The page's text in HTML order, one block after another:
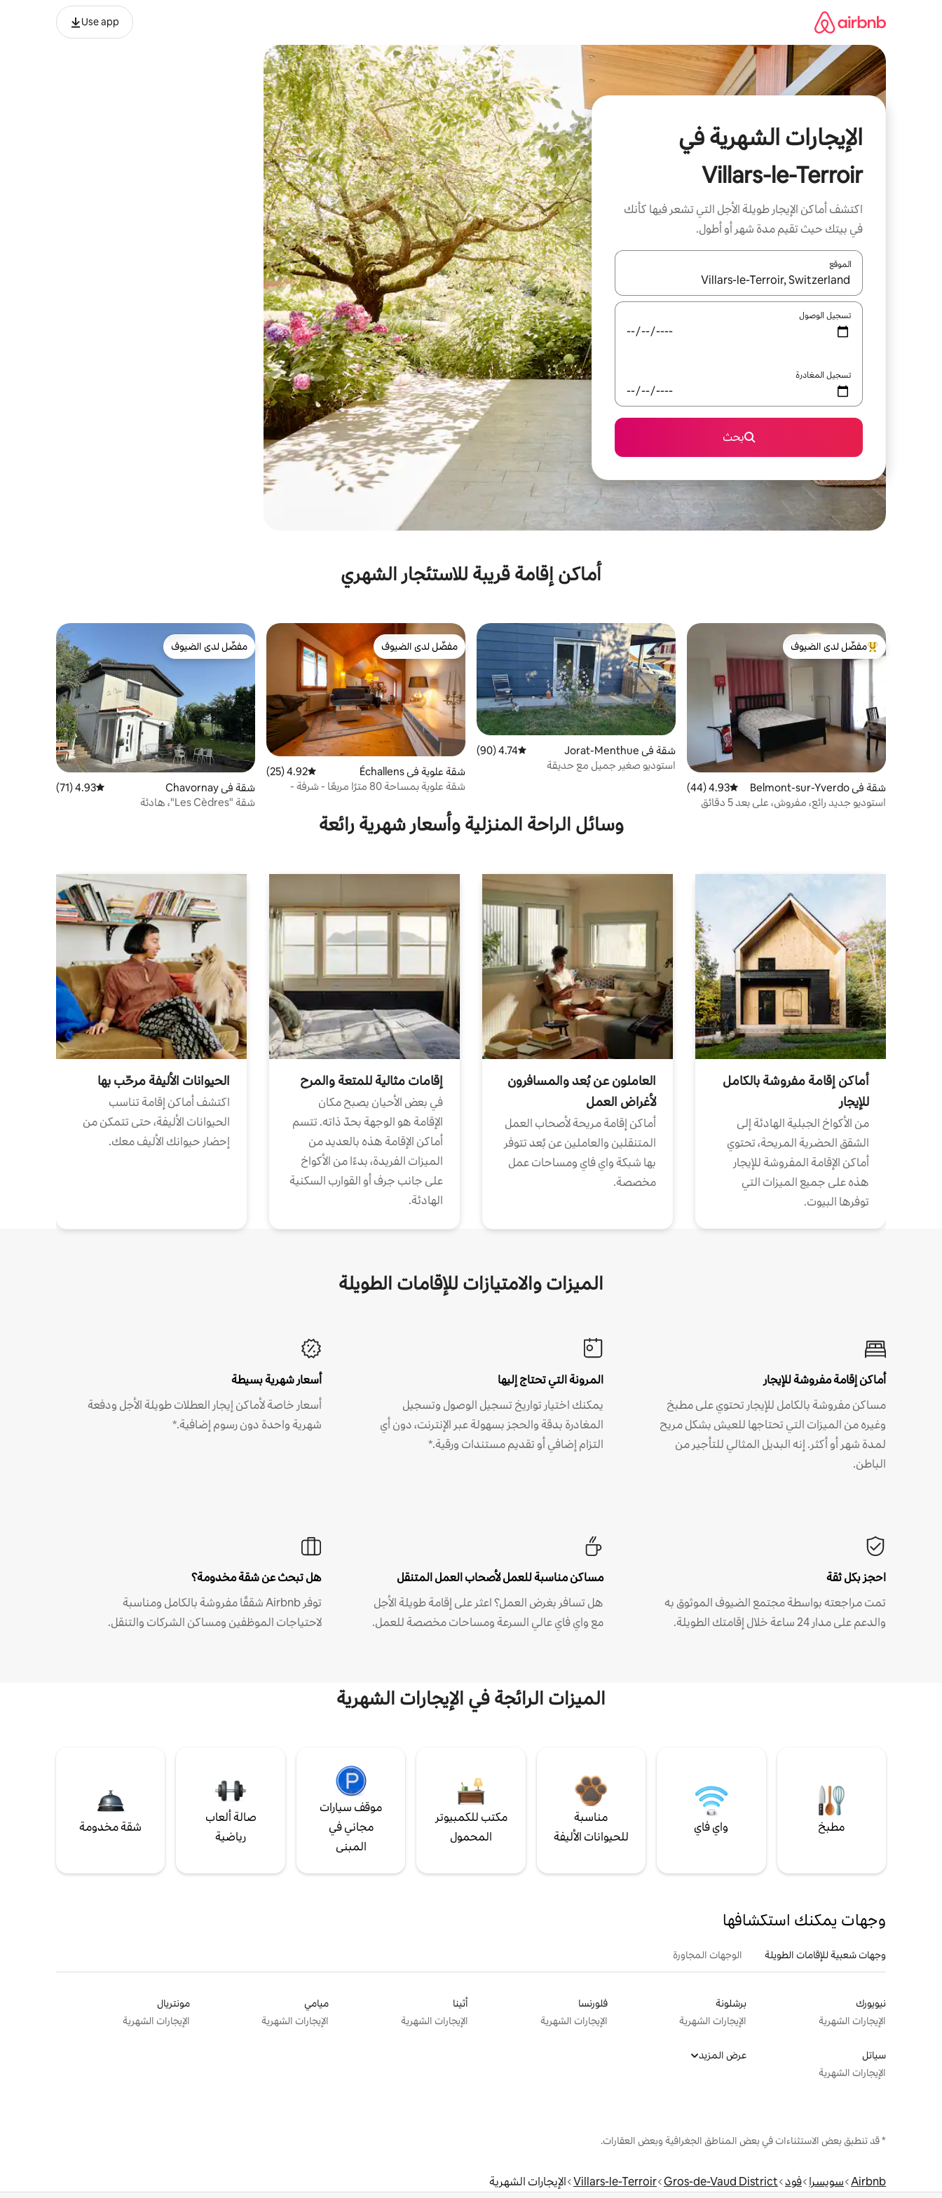
Use app
الإيجارات الشهرية في
Villars-le-Terroir
اكتشف أماكن الإيجار طويلة الأجل التي تشعر فيها كأنك
في بيتك حيث تقيم مدة شهر أو أطول.
الموقع
عند توفر النتائج، انتقل باستخدام السهمين لأعلى ولأسفل أو استكشف عن طريق اللمس أو السحب.
تسجيل الوصول
تسجيل المغادرة
بحث
أماكن إقامة قريبة للاستئجار الشهري
من أبرز البيوت المفضّلة لدى الضيوف
مفضّل لدى الضيوف
شقة في Belmont-sur-Yverdo
n
متوسط التقييم 4.93 من 5، 44 مراجعات
4.93 (44)
استوديو جديد رائع، مفروش، على بعد 5 دقائق
شقة في Jorat-Menthue متوسط التقييم 4.74 من 5، 90 مراجعات
4.74 (90)
استوديو صغير جميل مع حديقة
مفضّل لدى الضيوف
مفضّل لدى الضيوف
شقة علوية في Échallens متوسط التقييم 4.92 من 5، 25 مراجعات
4.92 (25)
شقة علوية بمساحة 80 مترًا مربعًا - شرفة -
مفضّل لدى الضيوف
مفضّل لدى الضيوف
شقة في Chavornay متوسط التقييم 4.93 من 5، 71 مراجعات
4.93 (71)
شقة "Les Cèdres"، هادئة
وسائل الراحة المنزلية وأسعار شهرية رائعة
أماكن إقامة مفروشة بالكامل
للإيجار
من الأكواخ الجبلية الهادئة إلى
الشقق الحضرية المريحة، تحتوي
أماكن الإقامة المفروشة للإيجار
هذه على جميع الميزات التي
توفرها البيوت.
العاملون عن بُعد والمسافرون
لأغراض العمل
أماكن إقامة مريحة لأصحاب العمل
المتنقلين والعاملين عن بُعد تتوفر
بها شبكة واي فاي ومساحات عمل
مخصصة.
إقامات مثالية للمتعة والمرح
في بعض الأحيان يصبح مكان
الإقامة هو الوجهة بحدّ ذاته. تتسم
أماكن الإقامة هذه بالعديد من
الميزات الفريدة، بدءًا من الأكواخ
على جانب جرف أو القوارب السكنية
الهادئة.
الحيوانات الأليفة مرحّب بها
اكتشف أماكن إقامة تناسب
الحيوانات الأليفة، حتى تتمكن من
إحضار حيوانك الأليف معك.
الميزات والامتيازات للإقامات الطويلة
أماكن إقامة مفروشة للإيجار
مساكن مفروشة بالكامل للإيجار تحتوي على مطبخ
وغيره من الميزات التي تحتاجها للعيش بشكل مريح
لمدة شهر أو أكثر. إنه البديل المثالي للتأجير من
الباطن.
المرونة التي تحتاج إليها
يمكنك اختيار تواريخ تسجيل الوصول وتسجيل
المغادرة بدقة والحجز بسهولة عبر الإنترنت، دون أي
التزام إضافي أو تقديم مستندات ورقية.*
أسعار شهرية بسيطة
أسعار خاصة لأماكن إيجار العطلات طويلة الأجل ودفعة
شهرية واحدة دون رسوم إضافية.*
احجز بكل ثقة
تمت مراجعته بواسطة مجتمع الضيوف الموثوق به
والدعم على مدار 24 ساعة خلال إقامتك الطويلة.
مساكن مناسبة للعمل لأصحاب العمل المتنقل
هل تسافر بغرض العمل؟ اعثر على إقامة طويلة الأجل
مع واي فاي عالي السرعة ومساحات مخصصة للعمل.
هل تبحث عن شقة مخدومة؟
توفر Airbnb شققًا مفروشة بالكامل ومناسبة
لاحتياجات الموظفين ومساكن الشركات والتنقل.
الميزات الرائجة في الإيجارات الشهرية
مطبخ واي فاي
مناسبة
للحيوانات الأليفة
مكتب للكمبيوتر
المحمول
موقف سيارات
مجاني في
المبنى
صالة ألعاب
رياضية
شقة مخدومة
وجهات يمكنك استكشافها
وجهات شعبية للإقامات الطويلة الوجهات المجاورة
نيويورك
الإيجارات الشهرية
برشلونة
الإيجارات الشهرية
فلورنسا
الإيجارات الشهرية
أثينا
الإيجارات الشهرية
ميامي
الإيجارات الشهرية
مونتريال
الإيجارات الشهرية
سياتل
الإيجارات الشهرية
عرض المزيد
* قد تنطبق بعض الاستثناءات في بعض المناطق الجغرافية وبعض العقارات.
Airbnb سويسرا فود Gros-de-Vaud District
Villars-le-Terroir الإيجارات الشهرية